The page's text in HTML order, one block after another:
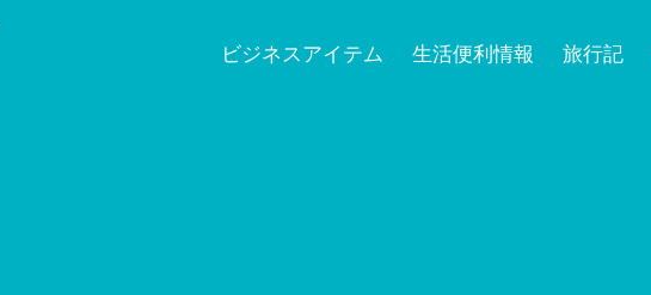
ビジネスアイテム 生活便利情報 旅行記